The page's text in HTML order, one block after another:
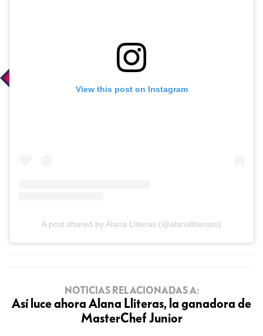
View this post on Instagram
A post shared by Alana Lliteras (@alanalliterass)
NOTICIAS RELACIONADAS A:
Así luce ahora Alana Lliteras, la ganadora de
MasterChef Junior